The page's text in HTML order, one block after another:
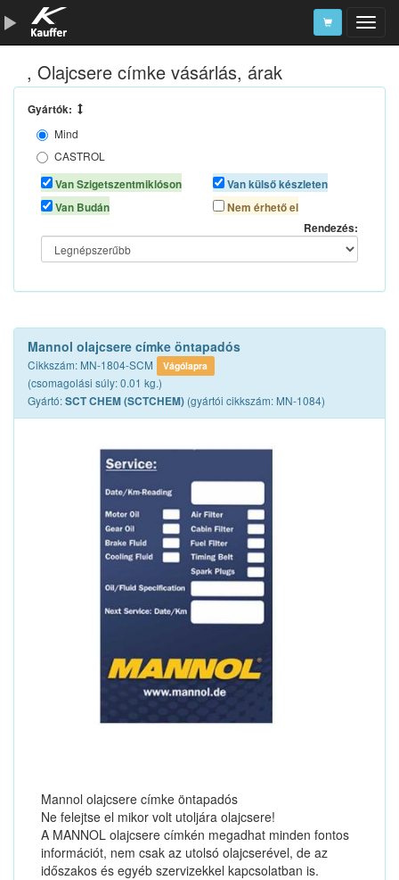
Szerszámkatalógus
Kosár
Alkatrészek
, Olajcsere címke vásárlás, árak
Gyártók:
Mind
CASTROL
MOBIL
SCT CHEM
Van Szigetszentmiklóson
Van Budán
Van külső készleten
Nem érhető el
Rendezés:
Mannol olajcsere címke öntapadós
Cikkszám: MN-1804-SCM Vágólapra
(csomagolási súly: 0.01 kg.)
Gyártó:SCT CHEM (SCTCHEM) (gyártói cikkszám: MN-1084)
Mannol olajcsere címke öntapadós
Ne felejtse el mikor volt utoljára olajcsere!
A MANNOL olajcsere címkén megadhat minden fontos
információt, nem csak az utolsó olajcserével, de az
időszakos és egyéb szervizekkel kapcsolatban is.